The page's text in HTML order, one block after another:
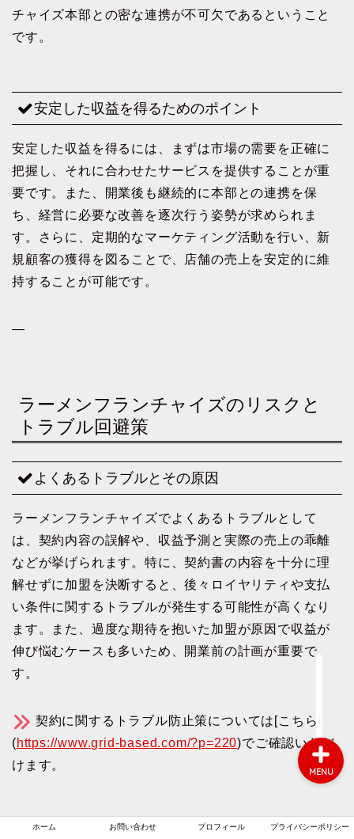
チャイズ本部との密な連携が不可欠であるということ
です。
安定した収益を得るためのポイント
安定した収益を得るには、まずは市場の需要を正確に
把握し、それに合わせたサービスを提供することが重
要です。また、開業後も継続的に本部との連携を保
ち、経営に必要な改善を逐次行う姿勢が求められま
す。さらに、定期的なマーケティング活動を行い、新
規顧客の獲得を図ることで、店舗の売上を安定的に維
持することが可能です。
—
ラーメンフランチャイズのリスクと
トラブル回避策
よくあるトラブルとその原因
ラーメンフランチャイズでよくあるトラブルとして
は、契約内容の誤解や、収益予測と実際の売上の乖離
などが挙げられます。特に、契約書の内容を十分に理
解せずに加盟を決断すると、後々ロイヤリティや支払
い条件に関するトラブルが発生する可能性が高くなり
ます。また、過度な期待を抱いた加盟が原因で収益が
伸び悩むケースも多いため、開業前の計画が重要で
す。
契約に関するトラブル防止策については[こちら]
(https://www.grid-based.com/?p=220)でご確認いただ
けます。
トラブルを未然に防ぐためのガイドライン
ホーム お問い合わせ プロフィール プライバシーポリシー
MENU
ホーム
お問い合わせ
プロフィール